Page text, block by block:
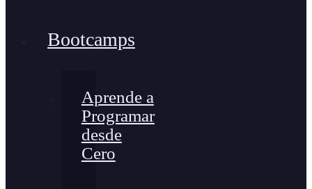
Bootcamps
Aprende a
Programar
desde
Cero